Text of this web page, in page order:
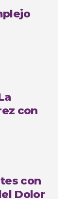
en
con
en
con
Dolor